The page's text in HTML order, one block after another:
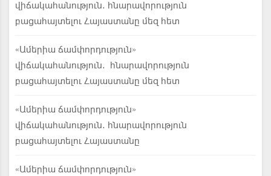
վիճակահանություն. հնարավորություն
բացահայտելու Հայաստանը մեզ հետ
«Ամերիա ճամփորդություն»
վիճակահանություն. հնարավորություն
բացահայտելու Հայաստանը մեզ հետ
«Ամերիա ճամփորդություն»
վիճակահանություն. հնարավորություն
բացահայտելու Հայաստանը
«Ամերիա ճամփորդություն»